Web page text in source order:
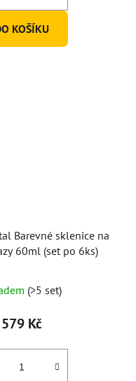
KOŠÍKU
Barevné sklenice na
60ml (set po 6ks)
(>5 set)
579 Kč